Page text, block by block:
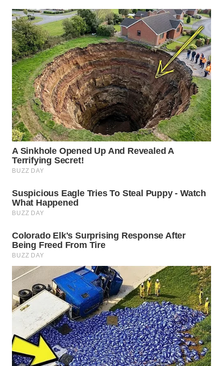
WN
TAPANULI
UTARA
WN
SAMOSIR
WN
PADANG
LAWAS
WN
SUMEDANG
WN
CIANJUR
KEPULAUAN
SERIBU
WN
TANGERANG
WN
BINJAI
WN
CIREBON